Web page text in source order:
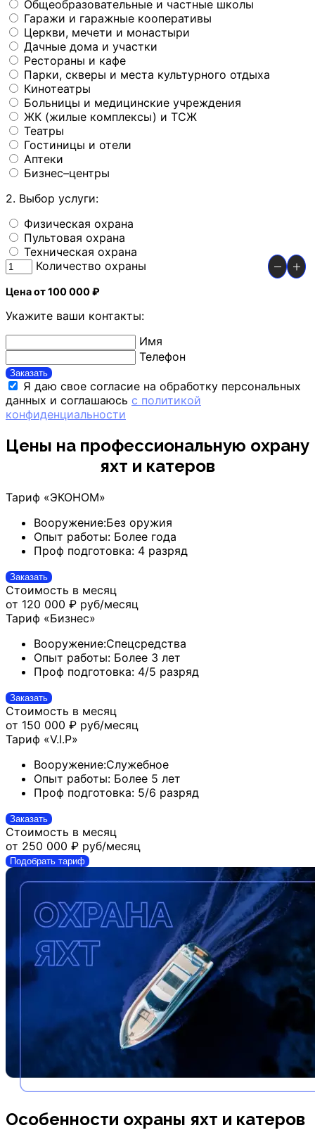
Общеобразовательные и частные школы
Гаражи и гаражные кооперативы
Церкви, мечети и монастыри
Дачные дома и участки
Рестораны и кафе
Парки, скверы и места культурного отдыха
Кинотеатры
Больницы и медицинские учреждения
ЖК (жилые комплексы) и ТСЖ
Театры
Гостиницы и отели
Аптеки
Бизнес–центры
2. Выбор услуги:
Физическая охрана
Пультовая охрана
Техническая охрана
Количество охраны
Цена от 100 000 ₽
Укажите ваши контакты:
Имя
Телефон
Заказать
Я даю свое согласие на обработку персональных
данных и соглашаюсь с политикой
конфиденциальности
Цены на профессиональную охрану
яхт и катеров
Тариф «ЭКОНОМ»
Вооружение:Без оружия
Опыт работы: Более года
Проф подготовка: 4 разряд
Заказать
Стоимость в месяц
от 120 000 ₽ руб/месяц
Тариф «Бизнес»
Вооружение:Спецсредства
Опыт работы: Более 3 лет
Проф подготовка: 4/5 разряд
Заказать
Стоимость в месяц
от 150 000 ₽ руб/месяц
Тариф «V.I.P»
Вооружение:Служебное
Опыт работы: Более 5 лет
Проф подготовка: 5/6 разряд
Заказать
Стоимость в месяц
от 250 000 ₽ руб/месяц
Подобрать тариф
Особенности охраны яхт и катеров